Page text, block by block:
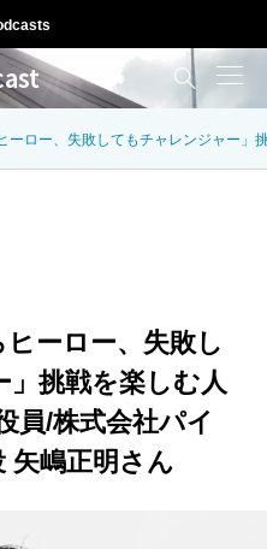

ーロー、失敗してもチャレンジャー
ーロー、失敗し
挑戦を楽しむ人
/株式会社パイ
矢嶋正明さん